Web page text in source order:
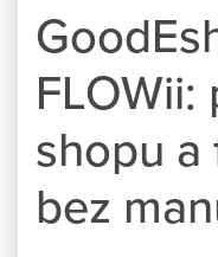
shopu
bez